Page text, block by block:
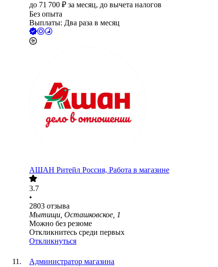
до 71 700 ₽ за месяц, до вычета налогов
Без опыта
Выплаты: Два раза в месяц
АШАН Ритейл Россия, Работа в магазине
3.7
•
2803 отзыва
Мытищи, Осташковское, 1
Можно без резюме
Откликнитесь среди первых
Откликнуться
Администратор магазина